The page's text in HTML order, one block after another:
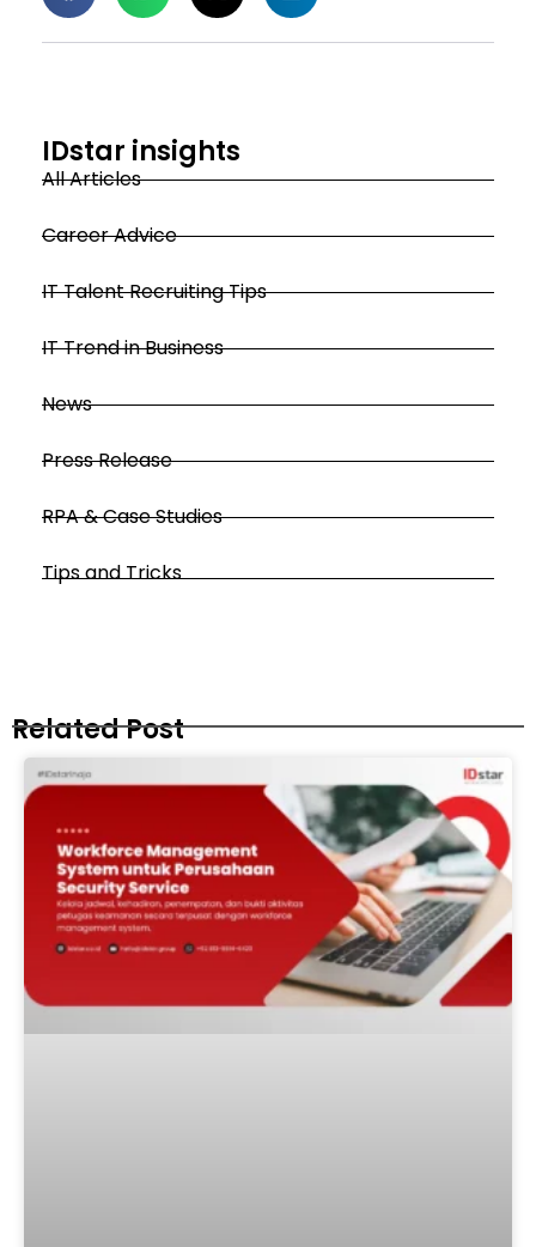
IDstar insights
All Articles
Career Advice
IT Talent Recruiting Tips
IT Trend in Business
News
Press Release
RPA & Case Studies
Tips and Tricks
Related Post